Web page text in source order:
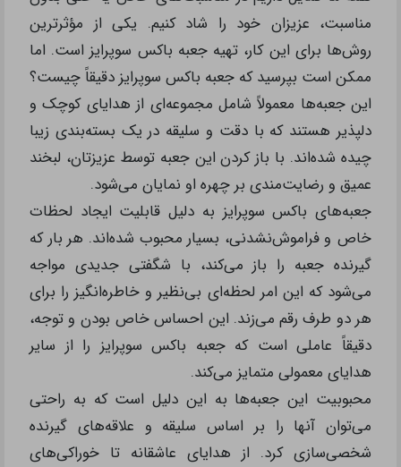
مناسبت، عزیزان خود را شاد کنیم. یکی از مؤثرترین
روش‌ها برای این کار، تهیه جعبه باکس سوپرایز است. اما
ممکن است بپرسید که جعبه باکس سوپرایز دقیقاً چیست؟
این جعبه‌ها معمولاً شامل مجموعه‌ای از هدایای کوچک و
دلپذیر هستند که با دقت و سلیقه در یک بسته‌بندی زیبا
چیده شده‌اند. با باز کردن این جعبه توسط عزیزتان، لبخند
عمیق و رضایت‌مندی بر چهره او نمایان می‌شود.
جعبه‌های باکس سوپرایز به دلیل قابلیت ایجاد لحظات
خاص و فراموش‌نشدنی، بسیار محبوب شده‌اند. هر بار که
گیرنده جعبه را باز می‌کند، با شگفتی جدیدی مواجه
می‌شود که این امر لحظه‌ای بی‌نظیر و خاطره‌انگیز را برای
هر دو طرف رقم می‌زند. این احساس خاص بودن و توجه،
دقیقاً عاملی است که جعبه باکس سوپرایز را از سایر
هدایای معمولی متمایز می‌کند.
محبوبیت این جعبه‌ها به این دلیل است که به راحتی
می‌توان آنها را بر اساس سلیقه و علاقه‌های گیرنده
شخصی‌سازی کرد. از هدایای عاشقانه تا خوراکی‌های